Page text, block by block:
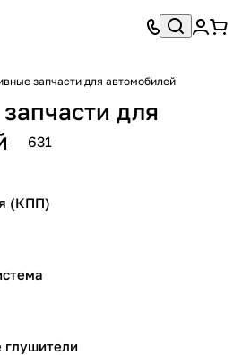
запчасти для автомобилей
для
631
(КПП)
глушители